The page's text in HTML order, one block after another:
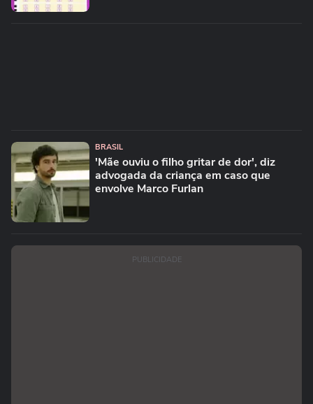
BRASIL
'Mãe ouviu o filho gritar de dor', diz
advogada da criança em caso que
envolve Marco Furlan
PUBLICIDADE